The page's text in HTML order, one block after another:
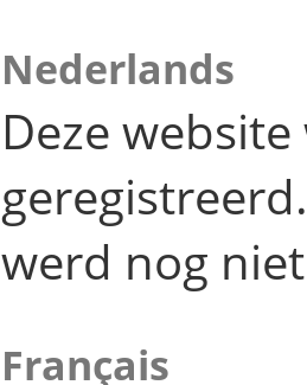
Nederlands
Deze
werd nog
Français